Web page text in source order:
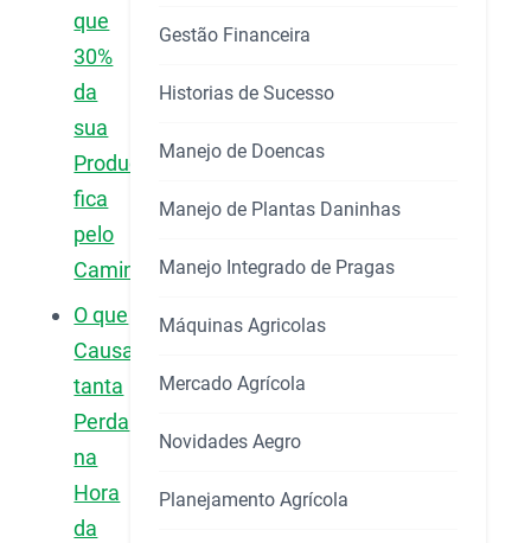
que
30%
da
sua
Produção
fica
pelo
Caminho?
O que
Causa
tanta
Perda
na
Hora
da
Gestão Financeira
Historias de Sucesso
Manejo de Doencas
Manejo de Plantas Daninhas
Manejo Integrado de Pragas
Máquinas Agricolas
Mercado Agrícola
Novidades Aegro
Planejamento Agrícola